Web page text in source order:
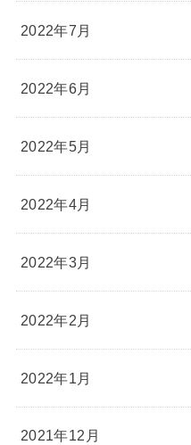
2022年7月
2022年6月
2022年5月
2022年4月
2022年3月
2022年2月
2022年1月
2021年12月